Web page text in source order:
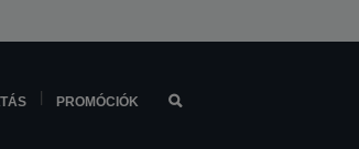
PROMÓCIÓK